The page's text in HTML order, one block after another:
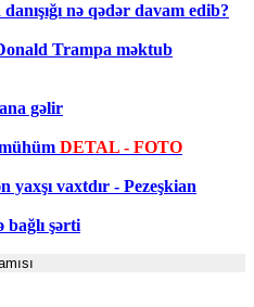
nə qədər davam edib?
Trampa məktub
gəlir
DETAL - FOTO
yaxşı vaxtdır - Pezeşkian
bağlı şərti